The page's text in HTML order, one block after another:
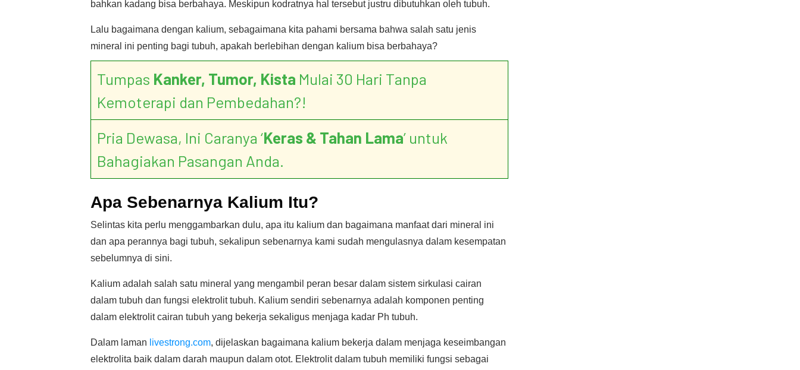
bahkan kadang bisa berbahaya. Meskipun kodratnya hal tersebut justru dibutuhkan oleh tubuh.
Lalu bagaimana dengan kalium, sebagaimana kita pahami bersama bahwa salah satu jenis
mineral ini penting bagi tubuh, apakah berlebihan dengan kalium bisa berbahaya?
Tumpas Kanker, Tumor, Kista Mulai 30 Hari Tanpa
Kemoterapi dan Pembedahan?!
Pria Dewasa, Ini Caranya ‘Keras & Tahan Lama’ untuk
Bahagiakan Pasangan Anda.
Apa Sebenarnya Kalium Itu?
Selintas kita perlu menggambarkan dulu, apa itu kalium dan bagaimana manfaat dari mineral ini
dan apa perannya bagi tubuh, sekalipun sebenarnya kami sudah mengulasnya dalam kesempatan
sebelumnya di sini.
Kalium adalah salah satu mineral yang mengambil peran besar dalam sistem sirkulasi cairan
dalam tubuh dan fungsi elektrolit tubuh. Kalium sendiri sebenarnya adalah komponen penting
dalam elektrolit cairan tubuh yang bekerja sekaligus menjaga kadar Ph tubuh.
Dalam laman livestrong.com, dijelaskan bagaimana kalium bekerja dalam menjaga keseimbangan
elektrolita baik dalam darah maupun dalam otot. Elektrolit dalam tubuh memiliki fungsi sebagai